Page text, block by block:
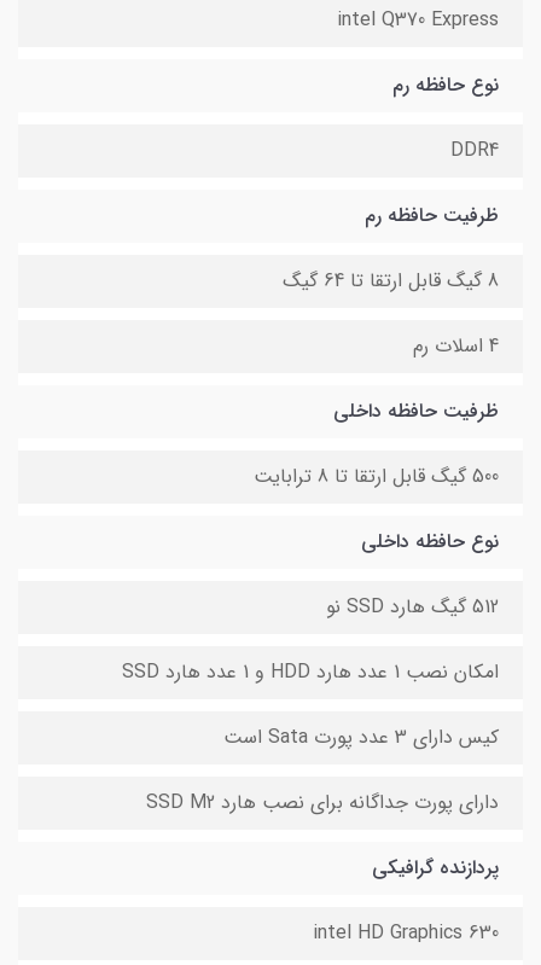
intel Q370 Express
نوع حافظه رم
DDR4
ظرفیت حافظه رم
8 گیگ قابل ارتقا تا 64 گیگ
4 اسلات رم
ظرفیت حافظه داخلی
500 گیگ قابل ارتقا تا 8 ترابایت
نوع حافظه داخلی
512 گیگ هارد SSD نو
امکان نصب 1 عدد هارد HDD و 1 عدد هارد SSD
کیس دارای 3 عدد پورت Sata است
دارای پورت جداگانه برای نصب هارد SSD M2
پردازنده گرافیکی
intel HD Graphics 630